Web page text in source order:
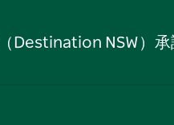
Destination NSW）